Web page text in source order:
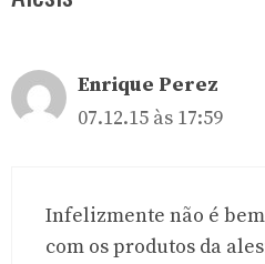
Enrique Perez
07.12.15 às 17:59
Infelizmente não é
com os produtos da